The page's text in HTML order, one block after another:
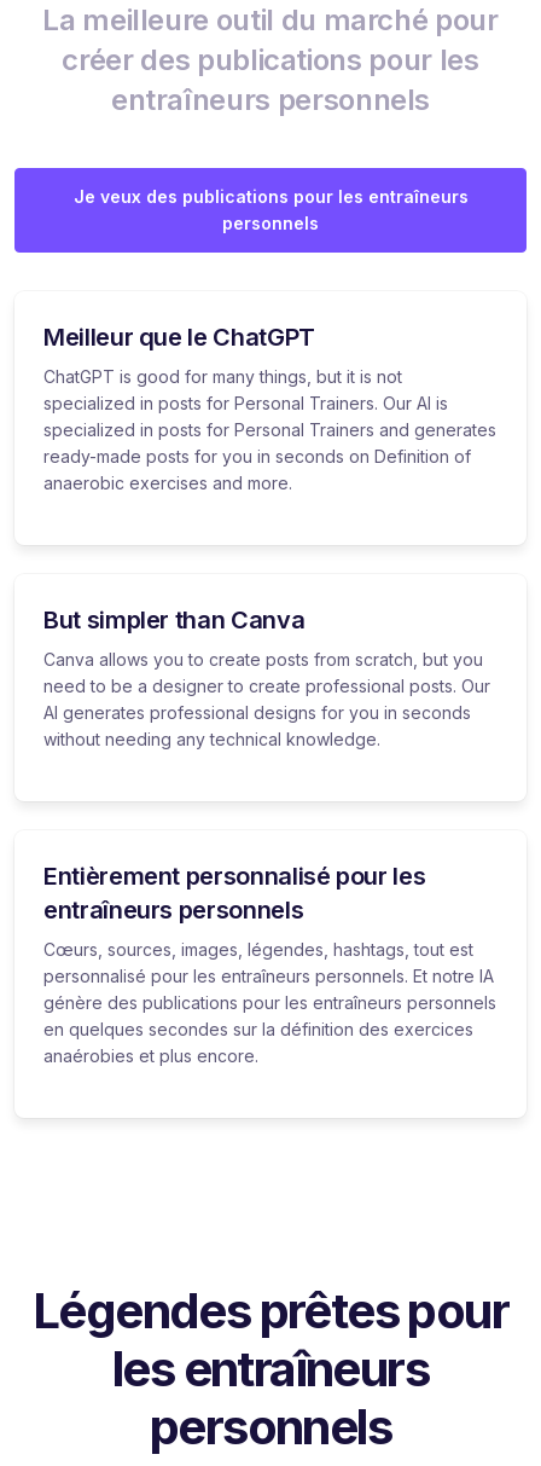
La meilleure outil du marché pour
créer des publications pour les
entraîneurs personnels
Je veux des publications pour les entraîneurs
personnels
Meilleur que le ChatGPT
ChatGPT is good for many things, but it is not
specialized in posts for Personal Trainers. Our AI is
specialized in posts for Personal Trainers and generates
ready-made posts for you in seconds on Definition of
anaerobic exercises and more.
But simpler than Canva
Canva allows you to create posts from scratch, but you
need to be a designer to create professional posts. Our
AI generates professional designs for you in seconds
without needing any technical knowledge.
Entièrement personnalisé pour les
entraîneurs personnels
Cœurs, sources, images, légendes, hashtags, tout est
personnalisé pour les entraîneurs personnels. Et notre IA
génère des publications pour les entraîneurs personnels
en quelques secondes sur la définition des exercices
anaérobies et plus encore.
Légendes prêtes pour
les entraîneurs
personnels